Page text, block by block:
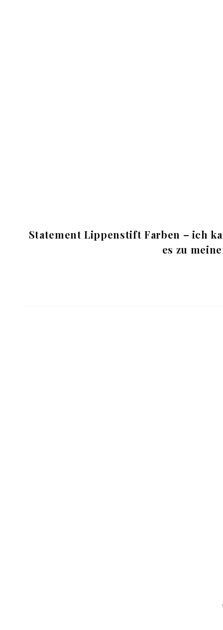
Statement Lippenstift Farben – ich
es zu